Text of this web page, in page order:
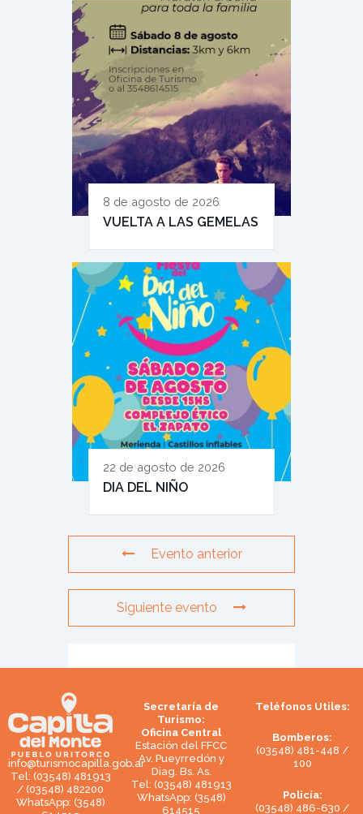
8 de agosto de 2026
VUELTA A LAS GEMELAS
22 de agosto de 2026
DIA DEL NIÑO
Evento anterior
Siguiente evento
info@turismocapilla.gob.ar
Tel: (03548) 481913
/ (03548) 482200
WhatsApp: (3548)
Secretaría de
Turismo:
Oficina Central
Estación del FFCC
Av. Pueyrredón y
Diag. Bs. As.
Tel: (03548) 481913
WhatsApp: (3548)
614515
Teléfonos Utiles:
Bomberos:
(03548) 481-448 /
100
Policía:
(03548) 486-630 /